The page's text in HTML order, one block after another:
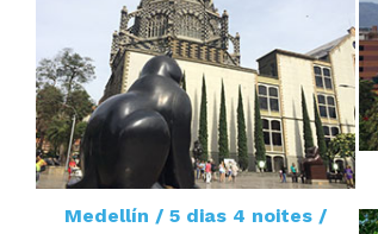
Medellín / 5 dias 4 noites /